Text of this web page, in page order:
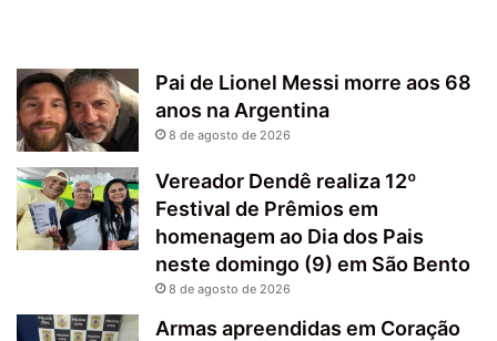
Pai de Lionel Messi morre aos 68
anos na Argentina
8 de agosto de 2026
Vereador Dendê realiza 12º
Festival de Prêmios em
homenagem ao Dia dos Pais
neste domingo (9) em São Bento
8 de agosto de 2026
Armas apreendidas em Coração